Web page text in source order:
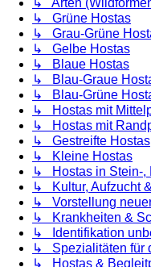
↳ Grüne Hostas
↳ Grau-Grüne
↳ Gelbe Hostas
↳ Blaue Hostas
↳ Blau-Graue
↳ Blau-Grüne
↳ Hostas mit
↳ Hostas mit
↳ Gestreifte Hostas
↳ Kleine Hostas
↳ Hostas in Stein-,
↳ Kultur, Aufzucht
↳ Vorstellung
↳ Krankheiten &
↳ Identifikation
↳ Spezialitäten für
↳ Hostas &